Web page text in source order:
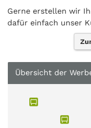
Gerne erstellen wir
dafür einfach unser
Übersicht der